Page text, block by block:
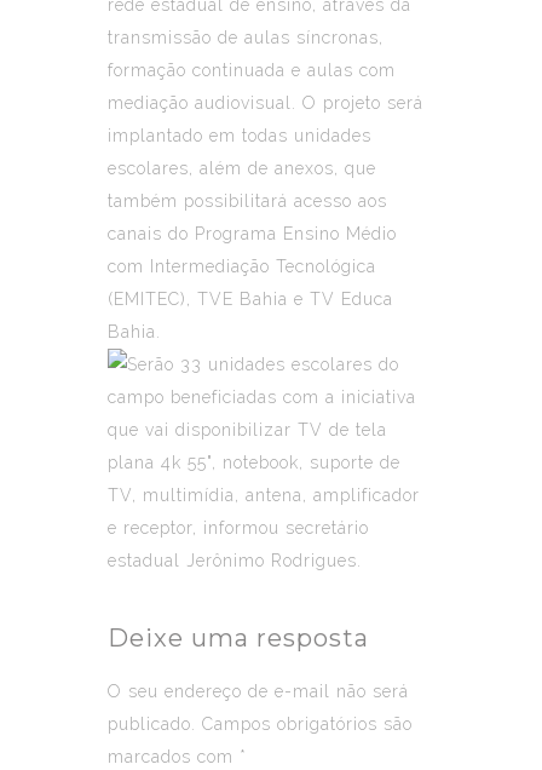
rede estadual de ensino, através da
transmissão de aulas síncronas,
formação continuada e aulas com
mediação audiovisual. O projeto será
implantado em todas unidades
escolares, além de anexos, que
também possibilitará acesso aos
canais do Programa Ensino Médio
com Intermediação Tecnológica
(EMITEC), TVE Bahia e TV Educa
Bahia.
Deixe uma resposta
O seu endereço de e-mail não será
publicado.
Campos obrigatórios são
marcados com *